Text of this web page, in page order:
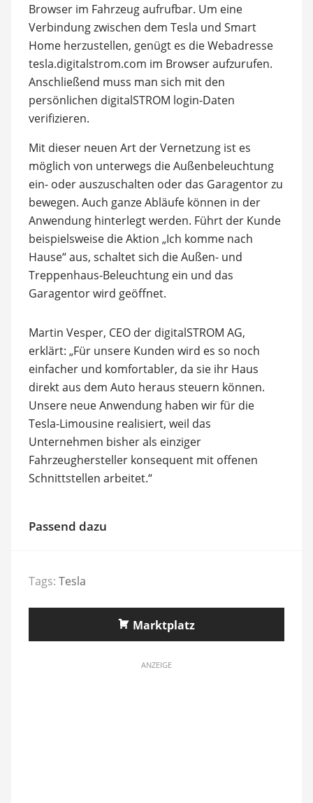
Browser im Fahrzeug aufrufbar. Um eine
Verbindung zwischen dem Tesla und Smart
Home herzustellen, genügt es die Webadresse
tesla.digitalstrom.com im Browser aufzurufen.
Anschließend muss man sich mit den
persönlichen digitalSTROM login-Daten
verifizieren.
Mit dieser neuen Art der Vernetzung ist es
möglich von unterwegs die Außenbeleuchtung
ein- oder auszuschalten oder das Garagentor zu
bewegen. Auch ganze Abläufe können in der
Anwendung hinterlegt werden. Führt der Kunde
beispielsweise die Aktion „Ich komme nach
Hause“ aus, schaltet sich die Außen- und
Treppenhaus-Beleuchtung ein und das
Garagentor wird geöffnet.
Martin Vesper, CEO der digitalSTROM AG,
erklärt: „Für unsere Kunden wird es so noch
einfacher und komfortabler, da sie ihr Haus
direkt aus dem Auto heraus steuern können.
Unsere neue Anwendung haben wir für die
Tesla-Limousine realisiert, weil das
Unternehmen bisher als einziger
Fahrzeughersteller konsequent mit offenen
Schnittstellen arbeitet.“
Passend dazu
Tags: Tesla
Marktplatz
ANZEIGE